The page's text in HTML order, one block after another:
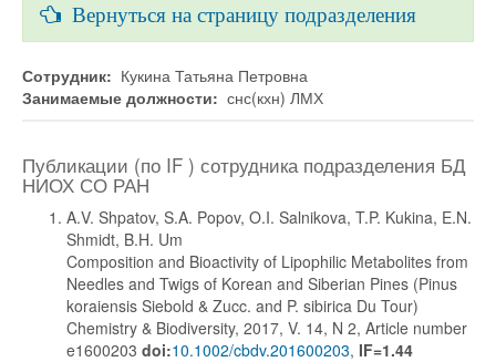
Вернуться на страницу подразделения
Сотрудник: Кукина Татьяна Петровна
Занимаемые должности: снс(кхн) ЛМХ
Публикации (по IF ) сотрудника подразделения БД
НИОХ СО РАН
A.V. Shpatov, S.A. Popov, O.I. Salnikova, T.P. Kukina, E.N.
Shmidt, B.H. Um
Composition and Bioactivity of Lipophilic Metabolites from
Needles and Twigs of Korean and Siberian Pines (Pinus
koraiensis Siebold & Zucc. and P. sibirica Du Tour)
Chemistry & Biodiversity, 2017, V. 14, N 2, Article number
e1600203 doi:10.1002/cbdv.201600203, IF=1.44